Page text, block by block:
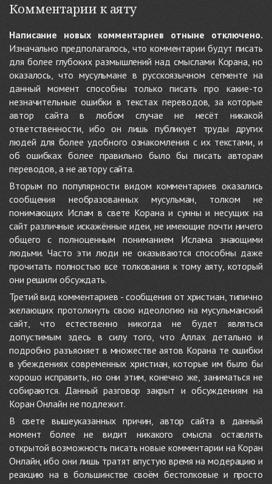
Комментарии к аяту
Написание новых комментариев отныне отключено.
Изначально предполагалось, что комментарии будут писать
для более глубоких размышлений над смыслами Корана, но
оказалось, что мусульмане в русскоязычном сегменте на
данный момент способны только писать про какие-то
незначительные ошибки в текстах переводов, за которые
автор сайта в любом случае не несёт никакой
ответственности, ибо он лишь публикует труды других
людей для более удобного ознакомления с их текстами, и
об ошибках более правильно было бы писать авторам
переводов, а не автору сайта.
Вторым по популярности видом комментариев оказались
сообщения необразованных мусульман, толком не
понимающих Ислам в свете Корана и сунны и несущих на
сайт различные искажённые идеи, не имеющие почти ничего
общего с полноценным пониманием Ислама знающими
людьми. Часто эти люди не оказываются способны даже
прочитать полностью все толкования к тому аяту, который
они решили обсуждать.
Третий вид комментариев - сообщения от христиан, типично
желающих протолкнуть свою идеологию на мусульманский
сайт, что естественно никогда не будет являться
допустимым здесь в силу того, что Аллах детально и
подробно разъясняет в множестве аятов Корана те ошибки
в убеждениях современных христиан, которые им было бы
хорошо исправить, но они этим, конечно же, заниматься не
собираются. Данный разговор закрыт и обсуждениям на
Коран Онлайн не подлежит.
В свете вышеуказанных причин, автор сайта в данный
момент более не видит никакого смысла оставлять
открытой возможность писать новые комментарии на Коран
Онлайн, ибо они лишь тратят впустую время на модерацию и
реакцию на в большинстве своём бестолковые и просто